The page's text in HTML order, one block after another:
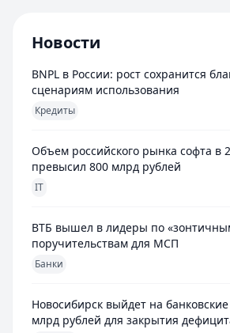
Новости
BNPL в России: рост сохранится
сценариям использования
Кредиты
Объем российского рынка софта в
превысил 800 млрд рублей
IT
ВТБ вышел в лидеры по
поручительствам для МСП
Банки
Новосибирск выйдет на
млрд рублей для закрытия